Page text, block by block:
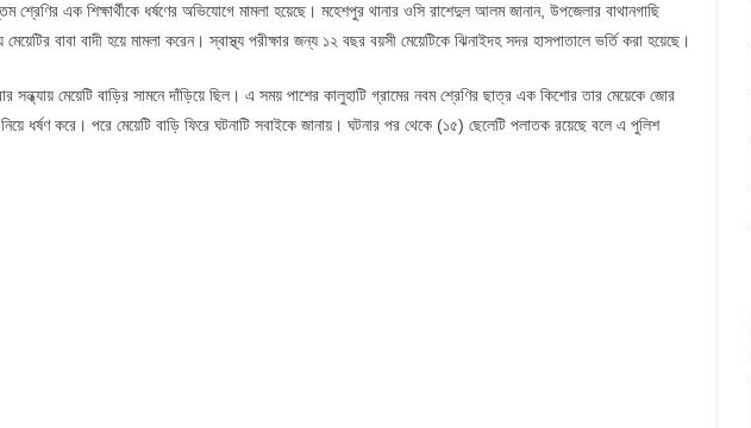
শ্রেণির এক শিক্ষার্থীকে ধর্ষণের অভিযোগে মামলা হয়েছে। মহেশপুর থানার ওসি রাশেদুল আলম জানান, উপজেলার বাথানগাছি
বাবা বাদী হয়ে মামলা করেন। স্বাস্থ্য পরীক্ষার জন্য ১২ বছর বয়সী মেয়েটিকে ঝিনাইদহ সদর হাসপাতালে ভর্তি করা হয়েছে।
সন্ধ্যায় মেয়েটি বাড়ির সামনে দাঁড়িয়ে ছিল। এ সময় পাশের কালুহাটি গ্রামের নবম শ্রেণির ছাত্র এক কিশোর তার মেয়েকে জোর
ধর্ষণ করে। পরে মেয়েটি বাড়ি ফিরে ঘটনাটি সবাইকে জানায়। ঘটনার পর থেকে (১৫) ছেলেটি পলাতক রয়েছে বলে এ পুলিশ